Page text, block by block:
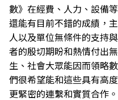
數》在經費、人力、設備
還能有目前不錯的成績，
人以及單位無條件的支持
者的殷切期盼和熱情付出
生、社會大眾能因而領略
們很希望能和這些具有高
更緊密的連繫和實質合作